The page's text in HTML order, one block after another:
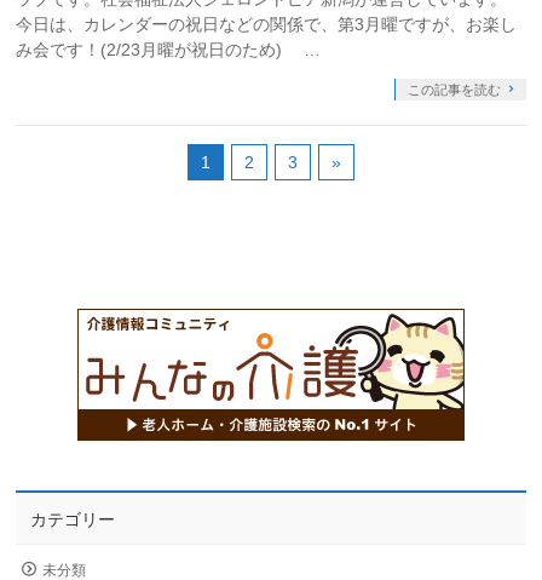
今日は、カレンダーの祝日などの関係で、第3月曜ですが、お楽し
み会です！(2/23月曜が祝日のため) …
この記事を読む
1 2 3 »
カテゴリー
未分類